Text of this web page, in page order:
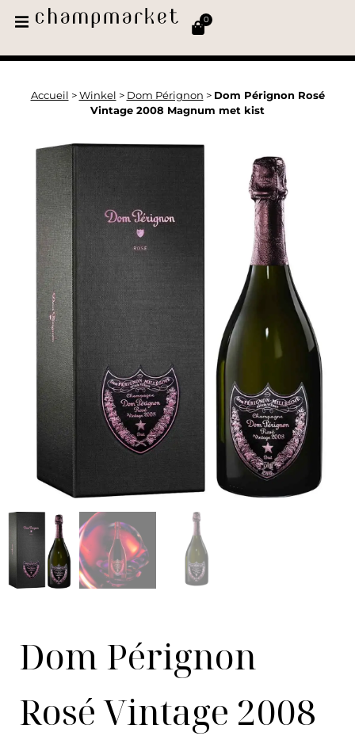
0
Accueil > Winkel > Dom Pérignon > Dom Pérignon Rosé
Vintage 2008 Magnum met kist
Dom Pérignon
Rosé Vintage 2008